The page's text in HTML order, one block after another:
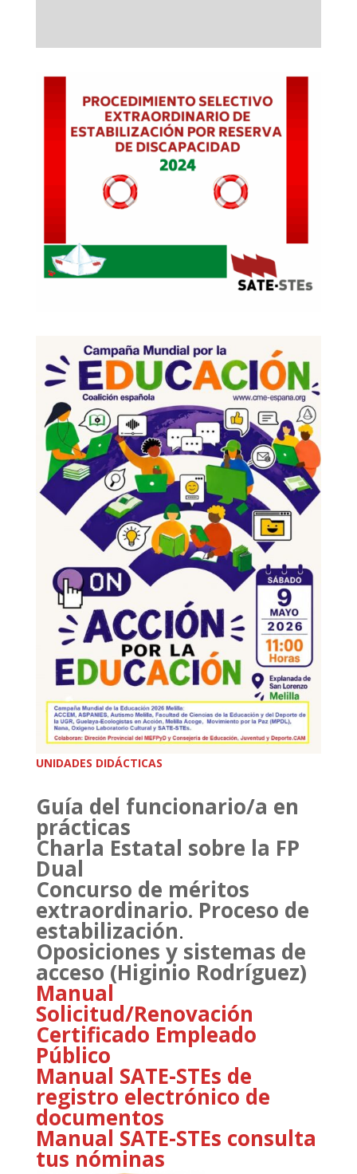
UNIDADES DIDÁCTICAS
Guía del funcionario/a en
prácticas
Charla Estatal sobre la FP
Dual
Concurso de méritos
extraordinario. Proceso de
estabilización.
Oposiciones y sistemas de
acceso (Higinio Rodríguez)
Manual
Solicitud/Renovación
Certificado Empleado
Público
Manual SATE-STEs de
registro electrónico de
documentos
Manual SATE-STEs consulta
tus nóminas